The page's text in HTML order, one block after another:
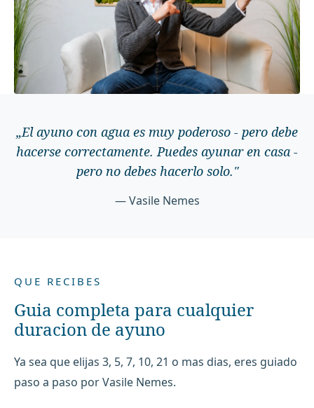
„El ayuno con agua es muy poderoso - pero debe
hacerse correctamente. Puedes ayunar en casa -
pero no debes hacerlo solo."
— Vasile Nemes
QUE RECIBES
Guia completa para cualquier
duracion de ayuno
Ya sea que elijas 3, 5, 7, 10, 21 o mas dias, eres guiado
paso a paso por Vasile Nemes.